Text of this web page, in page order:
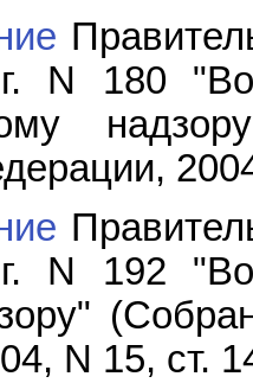
N 180
N 192
N 15, ст.